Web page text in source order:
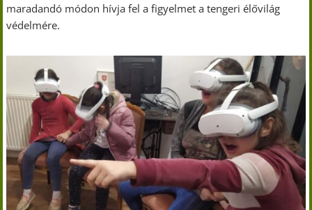
maradandó módon hívja fel a figyelmet a tengeri élővilág
védelmére.